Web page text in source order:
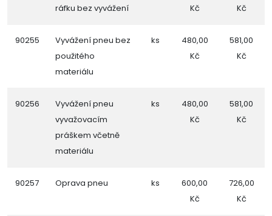
ráfku bez vyvážení
Kč
Kč
90255
Vyvážení pneu bez
použitého
materiálu
ks
480,00
Kč
581,00
Kč
90256
Vyvážení pneu
vyvažovacím
práškem včetně
materiálu
ks
480,00
Kč
581,00
Kč
90257 Oprava pneu ks
600,00
Kč
726,00
Kč